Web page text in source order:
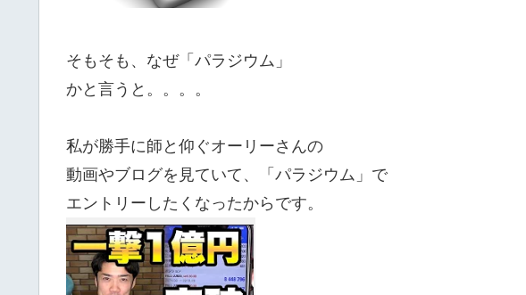
そもそも、なぜ「パラジウム」
かと言うと。。。。
私が勝手に師と仰ぐオーリーさんの
動画やブログを見ていて、「パラジウム」で
エントリーしたくなったからです。